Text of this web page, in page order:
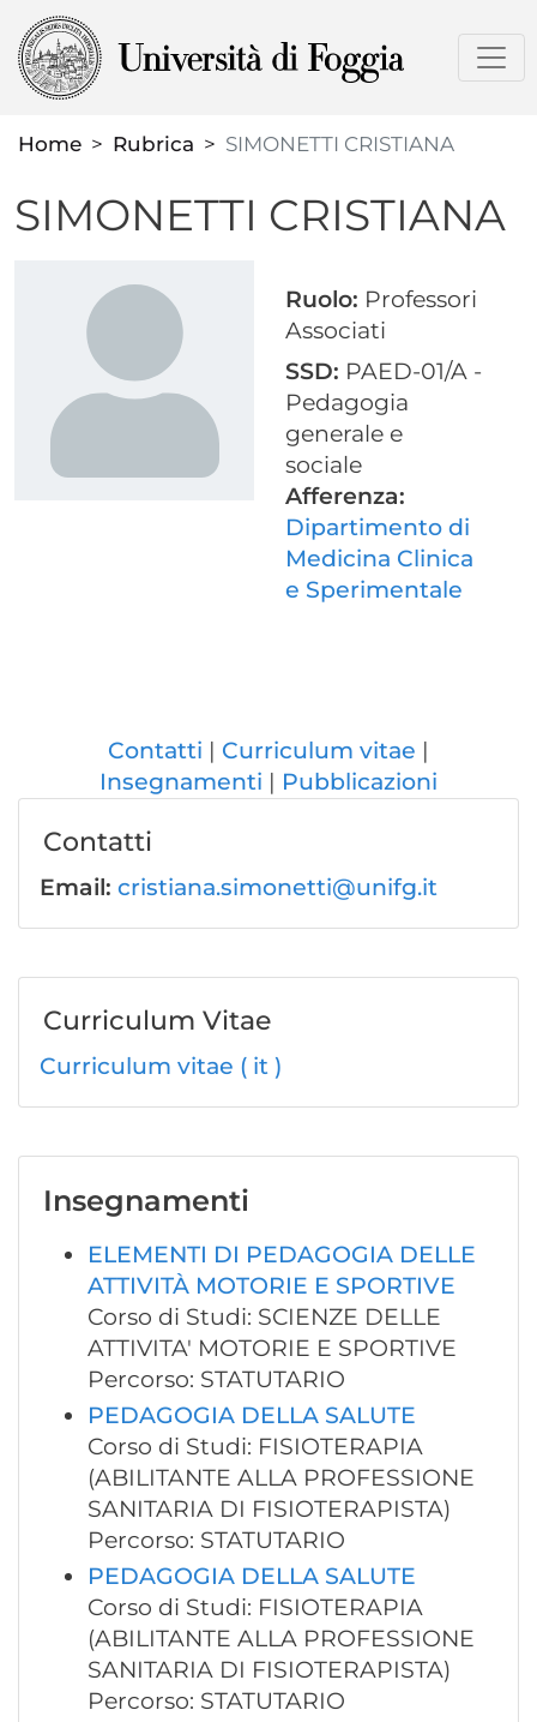
al
contenuto
Home
Rubrica SIMONETTI CRISTIANA
SIMONETTI CRISTIANA
Ruolo: Professori
Associati
SSD: PAED-01/A -
Pedagogia
generale e
sociale
Afferenza:
Dipartimento di
Medicina Clinica
e Sperimentale
Contatti
Curriculum vitae
Insegnamenti
Pubblicazioni
Contatti
Email: cristiana.simonetti@unifg.it
Curriculum Vitae
Curriculum vitae ( it )
Insegnamenti
ELEMENTI DI PEDAGOGIA DELLE
ATTIVITÀ MOTORIE E SPORTIVE
Corso di Studi: SCIENZE DELLE
ATTIVITA' MOTORIE E SPORTIVE
Percorso: STATUTARIO
PEDAGOGIA DELLA SALUTE
Corso di Studi: FISIOTERAPIA
(ABILITANTE ALLA PROFESSIONE
SANITARIA DI FISIOTERAPISTA)
Percorso: STATUTARIO
PEDAGOGIA DELLA SALUTE
Corso di Studi: FISIOTERAPIA
(ABILITANTE ALLA PROFESSIONE
SANITARIA DI FISIOTERAPISTA)
Percorso: STATUTARIO